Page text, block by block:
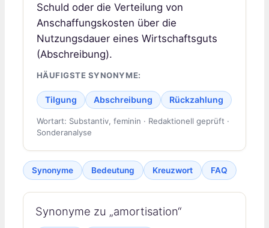
Schuld oder die Verteilung von
Anschaffungskosten über die
Nutzungsdauer eines Wirtschaftsguts
(Abschreibung).
HÄUFIGSTE SYNONYME:
Tilgung Abschreibung Rückzahlung
Wortart: Substantiv, feminin · Redaktionell geprüft ·
Sonderanalyse
Synonyme Bedeutung Kreuzwort FAQ
Synonyme zu „amortisation“